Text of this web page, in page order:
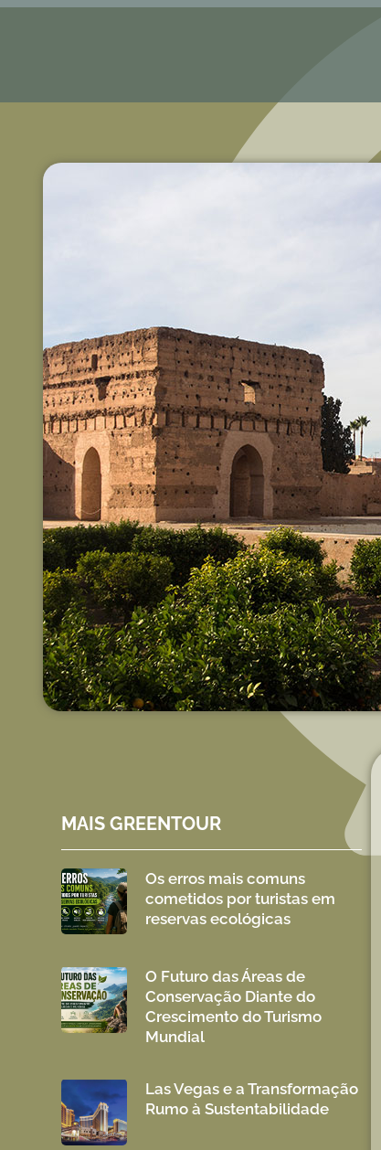
MAIS GREENTOUR
Os erros mais comuns
cometidos por turistas em
reservas ecológicas
O Futuro das Áreas de
Conservação Diante do
Crescimento do Turismo
Mundial
Las Vegas e a Transformação
Rumo à Sustentabilidade